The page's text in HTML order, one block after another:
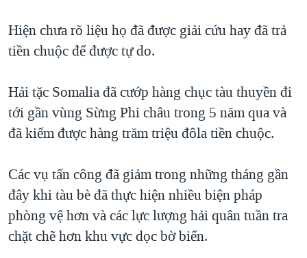
Hiện chưa rõ liệu họ đã được giải cứu hay đã trả
tiền chuộc để được tự do.
Hải tặc Somalia đã cướp hàng chục tàu thuyền đi
tới gần vùng Sừng Phi châu trong 5 năm qua và
đã kiếm được hàng trăm triệu đôla tiền chuộc.
Các vụ tấn công đã giảm trong những tháng gần
đây khi tàu bè đã thực hiện nhiều biện pháp
phòng vệ hơn và các lực lượng hải quân tuần tra
chặt chẽ hơn khu vực dọc bờ biển.